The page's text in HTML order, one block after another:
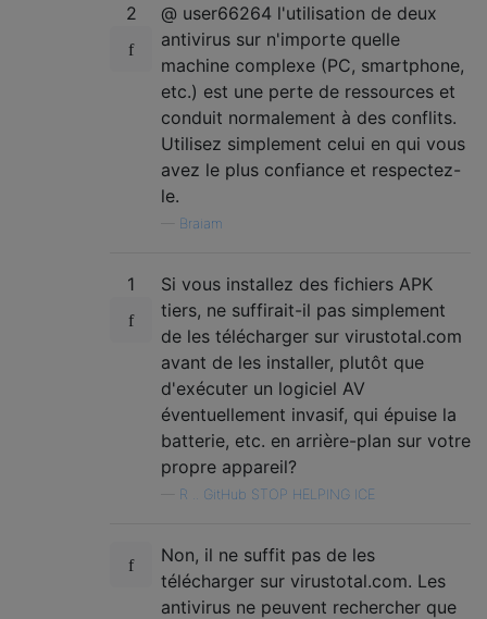
2
@ user66264 l'utilisation de deux
antivirus sur n'importe quelle
machine complexe (PC, smartphone,
etc.) est une perte de ressources et
conduit normalement à des conflits.
Utilisez simplement celui en qui vous
avez le plus confiance et respectez-
le.
Braiam
1
Si vous installez des fichiers APK
tiers, ne suffirait-il pas simplement
de les télécharger sur virustotal.com
avant de les installer, plutôt que
d'exécuter un logiciel AV
éventuellement invasif, qui épuise la
batterie, etc. en arrière-plan sur votre
propre appareil?
R .. GitHub STOP HELPING ICE
Non, il ne suffit pas de les
télécharger sur virustotal.com. Les
antivirus ne peuvent rechercher que